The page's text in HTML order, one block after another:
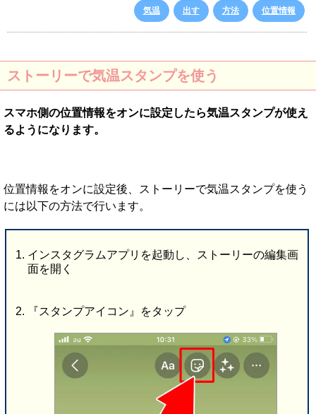
気温
出す 方法 位置情報
ストーリーで気温スタンプを使う
スマホ側の位置情報をオンに設定したら気温スタンプが使え
るようになります。
位置情報をオンに設定後、ストーリーで気温スタンプを使う
には以下の方法で行います。
インスタグラムアプリを起動し、ストーリーの編集画
面を開く
『スタンプアイコン』をタップ